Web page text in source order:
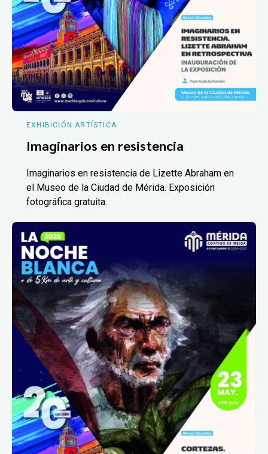
EXHIBICIÓN ARTÍSTICA
Imaginarios en resistencia
Imaginarios en resistencia de Lizette Abraham en
el Museo de la Ciudad de Mérida. Exposición
fotográfica gratuita.